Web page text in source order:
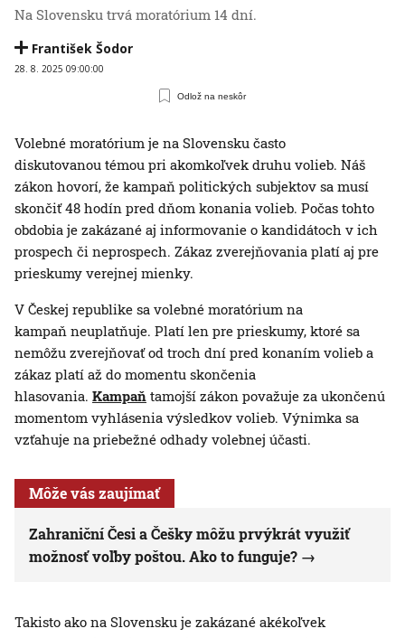
Na Slovensku trvá moratórium 14 dní.
František Šodor
28. 8. 2025 09:00:00
Odlož na neskôr
Volebné moratórium je na Slovensku často
diskutovanou témou pri akomkoľvek druhu volieb. Náš
zákon hovorí, že kampaň politických subjektov sa musí
skončiť 48 hodín pred dňom konania volieb. Počas tohto
obdobia je zakázané aj informovanie o kandidátoch v ich
prospech či neprospech. Zákaz zverejňovania platí aj pre
prieskumy verejnej mienky.
V Českej republike sa volebné moratórium na
kampaň neuplatňuje. Platí len pre prieskumy, ktoré sa
nemôžu zverejňovať od troch dní pred konaním volieb a
zákaz platí až do momentu skončenia
hlasovania. Kampaň tamojší zákon považuje za ukončenú
momentom vyhlásenia výsledkov volieb. Výnimka sa
vzťahuje na priebežné odhady volebnej účasti.
Môže vás zaujímať
Zahraniční Česi a Češky môžu prvýkrát využiť
možnosť voľby poštou. Ako to funguje?
Takisto ako na Slovensku je zakázané akékoľvek